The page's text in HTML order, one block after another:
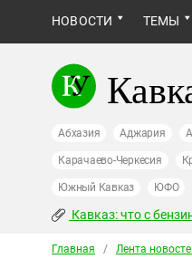
НОВОСТИ ТЕМЫ
Абхазия Аджария
Карачаево-Черкесия
Южный Кавказ ЮФО
Кавказ: что с
Главная / Лента